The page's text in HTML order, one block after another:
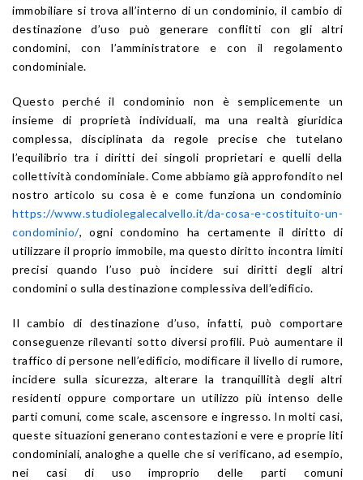
immobiliare si trova all’interno di un condominio, il cambio di
destinazione d’uso può generare conflitti con gli altri
condomini, con l’amministratore e con il regolamento
condominiale.
Questo perché il condominio non è semplicemente un
insieme di proprietà individuali, ma una realtà giuridica
complessa, disciplinata da regole precise che tutelano
l’equilibrio tra i diritti dei singoli proprietari e quelli della
collettività condominiale. Come abbiamo già approfondito nel
nostro articolo su cosa è e come funziona un condominio
https://www.studiolegalecalvello.it/da-cosa-e-costituito-un-
condominio/, ogni condomino ha certamente il diritto di
utilizzare il proprio immobile, ma questo diritto incontra limiti
precisi quando l’uso può incidere sui diritti degli altri
condomini o sulla destinazione complessiva dell’edificio.
Il cambio di destinazione d’uso, infatti, può comportare
conseguenze rilevanti sotto diversi profili. Può aumentare il
traffico di persone nell’edificio, modificare il livello di rumore,
incidere sulla sicurezza, alterare la tranquillità degli altri
residenti oppure comportare un utilizzo più intenso delle
parti comuni, come scale, ascensore e ingresso. In molti casi,
queste situazioni generano contestazioni e vere e proprie liti
condominiali, analoghe a quelle che si verificano, ad esempio,
nei casi di uso improprio delle parti comuni